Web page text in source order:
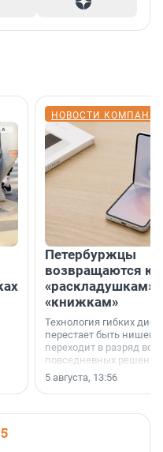
НОВОСТИ
Петербуржцы
возвращаются к
«раскладушкам»
«книжкам»
Технология гибких
перестает быть
переходит в разряд
повседневных
5 августа, 13:56